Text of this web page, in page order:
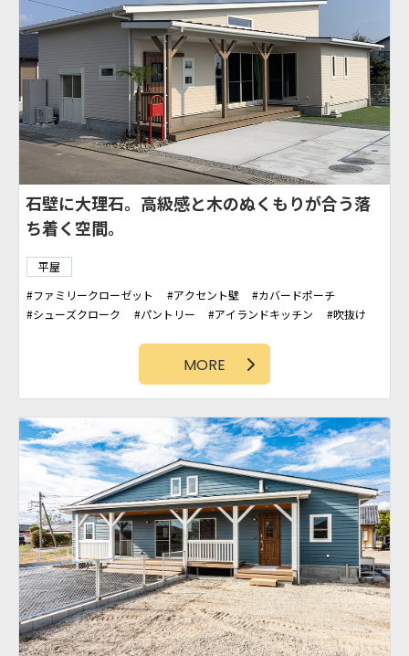
石壁に大理石。高級感と木のぬくもりが合う落
ち着く空間。
平屋
ファミリークローゼット
アクセント壁
カバードポーチ
シューズクローク
パントリー アイランドキッチン
吹抜け
MORE